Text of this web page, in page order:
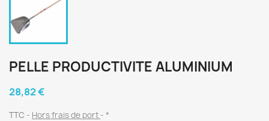
PELLE PRODUCTIVITE ALUMINIUM
28,82 €
TTC Hors frais de port *